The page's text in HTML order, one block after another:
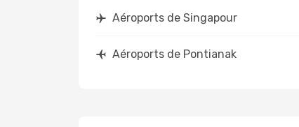
Aéroports de Singapour
Aéroports de Pontianak